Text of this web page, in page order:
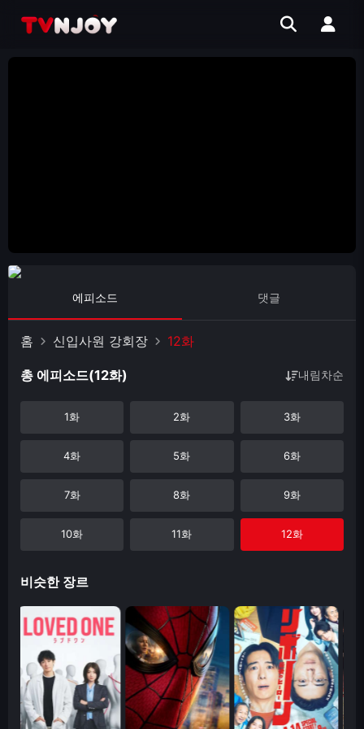
에피소드 댓글
홈 신입사원 강회장 12화
총 에피소드(12화) 내림차순
1화 2화 3화
4화 5화 6화
7화 8화 9화
10화 11화 12화
비슷한 장르